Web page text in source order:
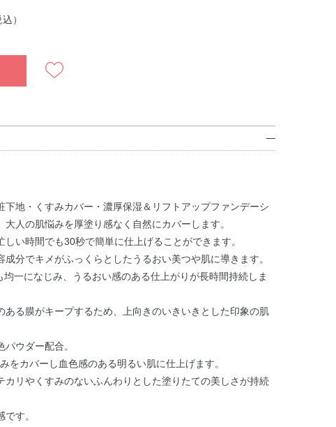
込）
地・くすみカバー・濃厚保湿＆リフトアップファンデーシ
人の肌悩みを厚塗り感なく自然にカバーします。
い時間でも30秒で簡単に仕上げることができます。
分でキメがふっくらとしたうるおい美つや肌に導きます。
均一になじみ、うるおい感のある仕上がりが長時間持続しま
る膜がキープするため、上向きのいきいきとした印象の肌
ウダー配合。
をカバーし血色感のある明るい肌に仕上げます。
リやくすみのないふんわりとした塗りたての美しさが持続
す。